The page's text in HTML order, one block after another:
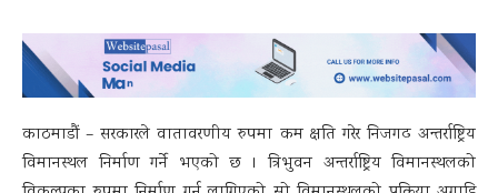
काठमाडौं – सरकारले वातावरणीय रुपमा कम क्षति गरेर निजगढ अन्तर्राष्ट्रिय
विमानस्थल निर्माण गर्ने भएको छ । त्रिभुवन अन्तर्राष्ट्रिय विमानस्थलको